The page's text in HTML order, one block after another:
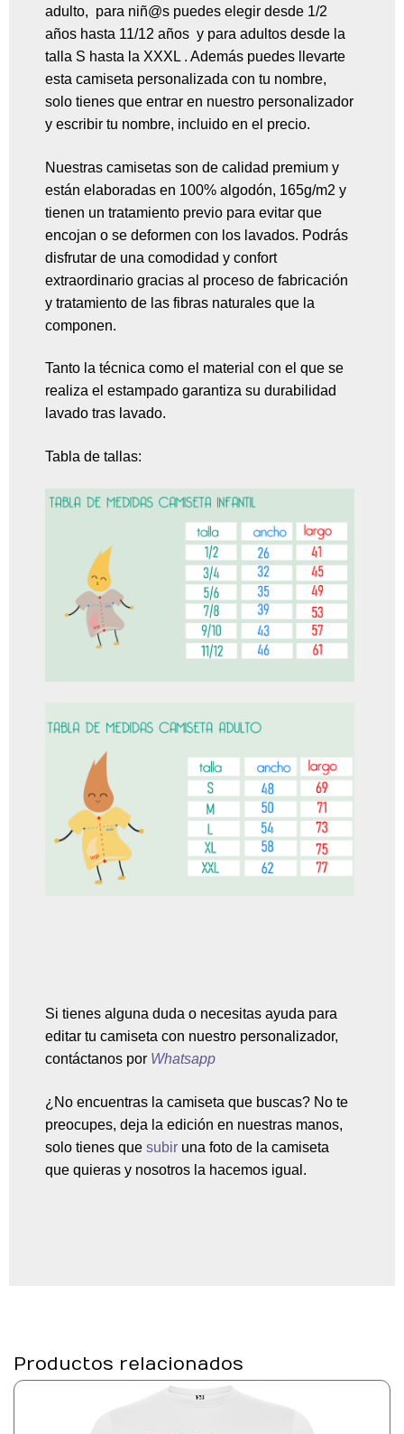
adulto, para niñ@s puedes elegir desde 1/2
años hasta 11/12 años y para adultos desde la
talla S hasta la XXXL . Además puedes llevarte
esta camiseta personalizada con tu nombre,
solo tienes que entrar en nuestro personalizador
y escribir tu nombre, incluido en el precio.
Nuestras camisetas son de calidad premium y
están elaboradas en 100% algodón, 165g/m2 y
tienen un tratamiento previo para evitar que
encojan o se deformen con los lavados. Podrás
disfrutar de una comodidad y confort
extraordinario gracias al proceso de fabricación
y tratamiento de las fibras naturales que la
componen.
Tanto la técnica como el material con el que se
realiza el estampado garantiza su durabilidad
lavado tras lavado.
Tabla de tallas:
Si tienes alguna duda o necesitas ayuda para
editar tu camiseta con nuestro personalizador,
contáctanos por Whatsapp
¿No encuentras la camiseta que buscas? No te
preocupes, deja la edición en nuestras manos,
solo tienes que subir una foto de la camiseta
que quieras y nosotros la hacemos igual.
Productos relacionados